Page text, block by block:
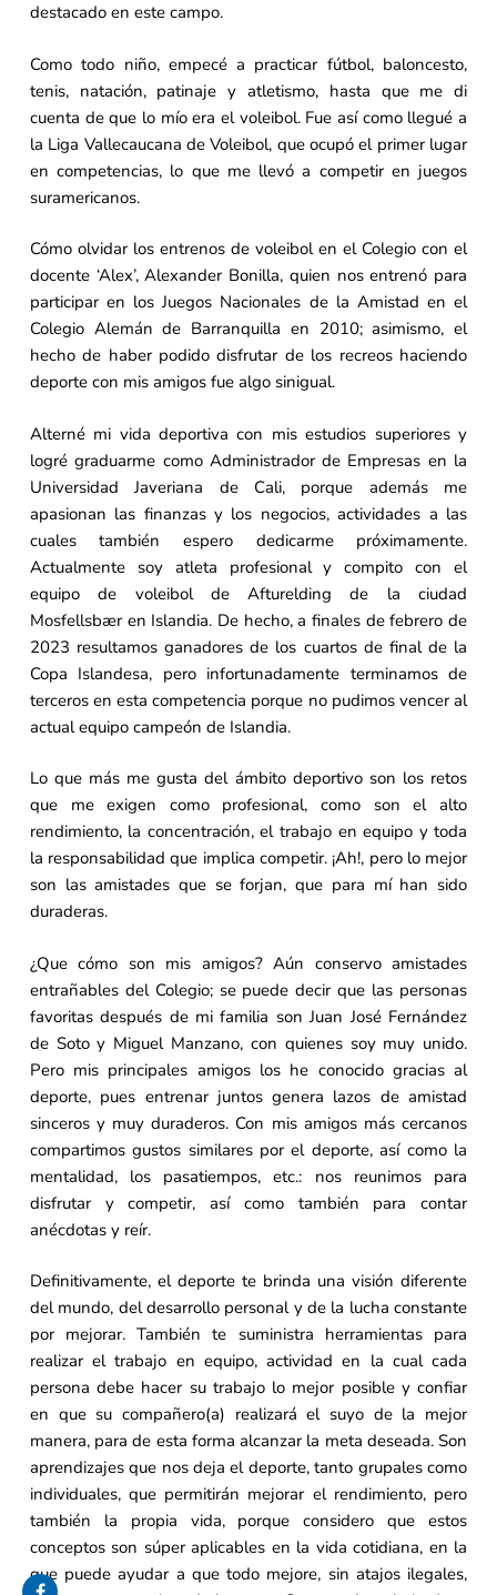
destacado en este campo.
Como todo niño, empecé a practicar fútbol, baloncesto,
tenis, natación, patinaje y atletismo, hasta que me di
cuenta de que lo mío era el voleibol. Fue así como llegué a
la Liga Vallecaucana de Voleibol, que ocupó el primer lugar
en competencias, lo que me llevó a competir en juegos
suramericanos.
Cómo olvidar los entrenos de voleibol en el Colegio con el
docente ‘Alex’, Alexander Bonilla, quien nos entrenó para
participar en los Juegos Nacionales de la Amistad en el
Colegio Alemán de Barranquilla en 2010; asimismo, el
hecho de haber podido disfrutar de los recreos haciendo
deporte con mis amigos fue algo sinigual.
Alterné mi vida deportiva con mis estudios superiores y
logré graduarme como Administrador de Empresas en la
Universidad Javeriana de Cali, porque además me
apasionan las finanzas y los negocios, actividades a las
cuales también espero dedicarme próximamente.
Actualmente soy atleta profesional y compito con el
equipo de voleibol de Afturelding de la ciudad
Mosfellsbær en Islandia. De hecho, a finales de febrero de
2023 resultamos ganadores de los cuartos de final de la
Copa Islandesa, pero infortunadamente terminamos de
terceros en esta competencia porque no pudimos vencer al
actual equipo campeón de Islandia.
Lo que más me gusta del ámbito deportivo son los retos
que me exigen como profesional, como son el alto
rendimiento, la concentración, el trabajo en equipo y toda
la responsabilidad que implica competir. ¡Ah!, pero lo mejor
son las amistades que se forjan, que para mí han sido
duraderas.
¿Que cómo son mis amigos? Aún conservo amistades
entrañables del Colegio; se puede decir que las personas
favoritas después de mi familia son Juan José Fernández
de Soto y Miguel Manzano, con quienes soy muy unido.
Pero mis principales amigos los he conocido gracias al
deporte, pues entrenar juntos genera lazos de amistad
sinceros y muy duraderos. Con mis amigos más cercanos
compartimos gustos similares por el deporte, así como la
mentalidad, los pasatiempos, etc.: nos reunimos para
disfrutar y competir, así como también para contar
anécdotas y reír.
Definitivamente, el deporte te brinda una visión diferente
del mundo, del desarrollo personal y de la lucha constante
por mejorar. También te suministra herramientas para
realizar el trabajo en equipo, actividad en la cual cada
persona debe hacer su trabajo lo mejor posible y confiar
en que su compañero(a) realizará el suyo de la mejor
manera, para de esta forma alcanzar la meta deseada. Son
aprendizajes que nos deja el deporte, tanto grupales como
individuales, que permitirán mejorar el rendimiento, pero
también la propia vida, porque considero que estos
conceptos son súper aplicables en la vida cotidiana, en la
que puede ayudar a que todo mejore, sin atajos ilegales,